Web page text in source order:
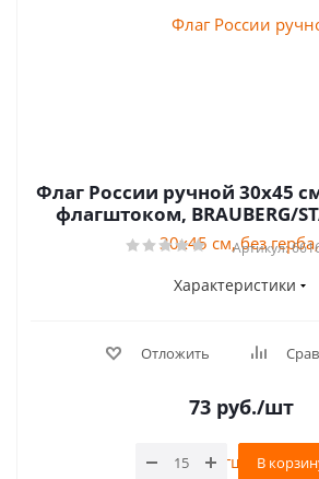
Флаг России ручной 30х45
флагштоком, BRAUBERG/
Артикул:
Характеристики
Отложить
73руб./шт
В